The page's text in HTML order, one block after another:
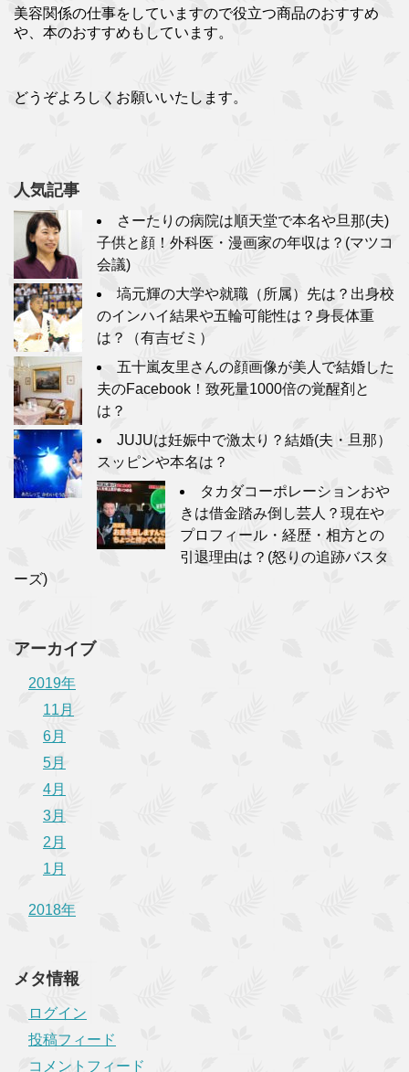
美容関係の仕事をしていますので役立つ商品のおすすめ
や、本のおすすめもしています。
どうぞよろしくお願いいたします。
人気記事
さーたりの病院は順天堂で本名や旦那(夫)
子供と顔！外科医・漫画家の年収は？(マツコ
会議)
塙元輝の大学や就職（所属）先は？出身校
のインハイ結果や五輪可能性は？身長体重
は？（有吉ゼミ）
五十嵐友里さんの顔画像が美人で結婚した
夫のFacebook！致死量1000倍の覚醒剤と
は？
JUJUは妊娠中で激太り？結婚(夫・旦那）
スッピンや本名は？
タカダコーポレーションおや
きは借金踏み倒し芸人？現在や
プロフィール・経歴・相方との
引退理由は？(怒りの追跡バスタ
ーズ)
アーカイブ
2019年
11月
6月
5月
4月
3月
2月
1月
2018年
メタ情報
ログイン
投稿フィード
コメントフィード